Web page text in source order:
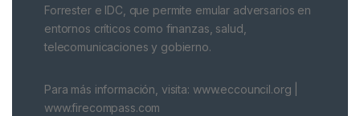
Forrester e IDC, que permite emular adversarios en
entornos críticos como finanzas, salud,
telecomunicaciones y gobierno.
Para más información, visita: www.eccouncil.org |
www.firecompass.com